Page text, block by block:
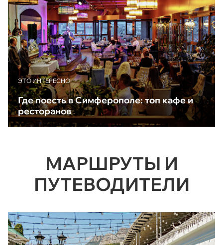
ЭТО ИНТЕРЕСНО
Где поесть в Симферополе: топ кафе и
ресторанов
МАРШРУТЫ И
ПУТЕВОДИТЕЛИ